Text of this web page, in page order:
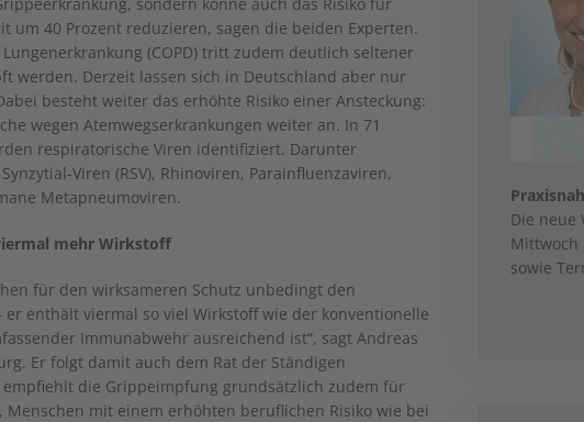
40 Prozent reduzieren, sagen die beiden Experten.
(COPD) tritt zudem deutlich seltener
werden. Derzeit lassen sich in Deutschland aber nur
besteht weiter das erhöhte Risiko einer Ansteckung:
wegen Atemwegserkrankungen weiter an. In 71
respiratorische Viren identifiziert. Darunter
Viren (RSV), Rhinoviren, Parainfluenzaviren,
Metapneumoviren.
mehr Wirkstoff
für den wirksameren Schutz unbedingt den
enthält viermal so viel Wirkstoff wie der konventionelle
Immunabwehr ausreichend ist“, sagt Andreas
Er folgt damit auch dem Rat der Ständigen
die Grippeimpfung grundsätzlich zudem für
mit einem erhöhten beruflichen Risiko wie bei
Die neue
Mittwoch
sowie